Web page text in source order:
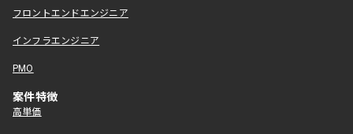
フロントエンドエンジニア
インフラエンジニア
PMO
案件特徴
高単価